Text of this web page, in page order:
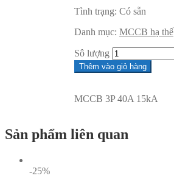
Tình trạng: Có sẵn
Danh mục: MCCB hạ thế
Sô lượng
Thêm vào giỏ hàng
MCCB 3P 40A 15kA
Sản phẩm liên quan
-25%